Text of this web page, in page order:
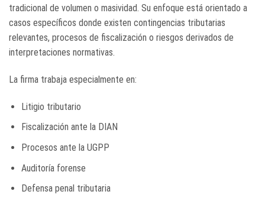
tradicional de volumen o masividad. Su enfoque está orientado a
casos específicos donde existen contingencias tributarias
relevantes, procesos de fiscalización o riesgos derivados de
interpretaciones normativas.
La firma trabaja especialmente en:
Litigio tributario
Fiscalización ante la DIAN
Procesos ante la UGPP
Auditoría forense
Defensa penal tributaria